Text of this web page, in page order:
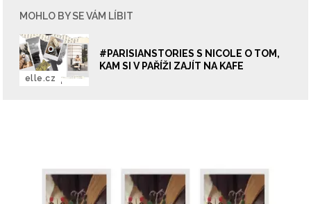
MOHLO BY SE VÁM LÍBIT
#PARISIANSTORIES S NICOLE O TOM,
KAM SI V PAŘÍŽI ZAJÍT NA KAFE
elle.cz